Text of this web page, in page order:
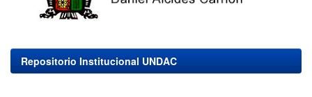
Repositorio Institucional UNDAC